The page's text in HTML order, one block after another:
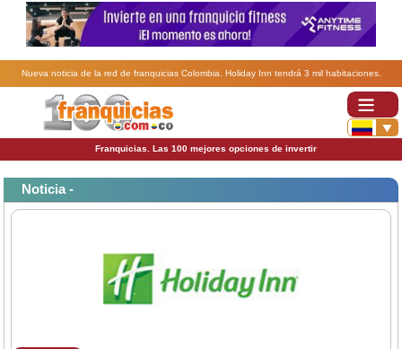
Nueva noticia de la red de franquicias Colombia. Holiday Inn tendrá 3 mil habitaciones.
Franquicias. Las 100 mejores opciones de invertir
Noticia -